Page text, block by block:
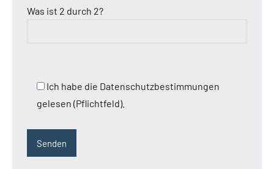
Was ist 2 durch 2?
Ich habe die Datenschutzbestimmungen
gelesen (Pflichtfeld).